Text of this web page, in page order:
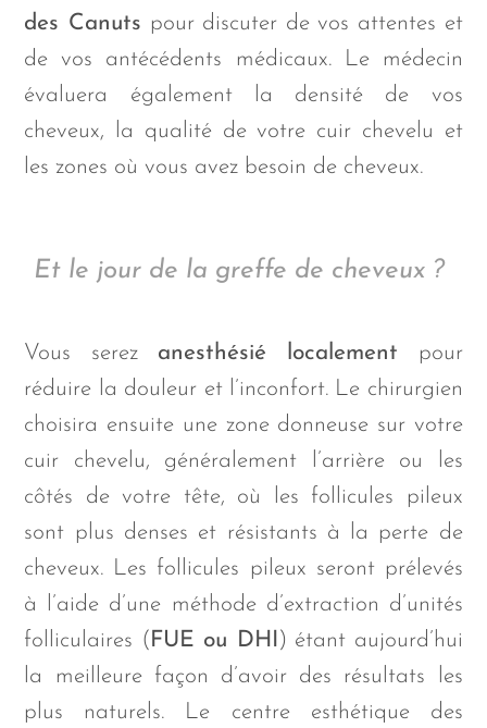
des Canuts pour discuter de vos attentes et
de vos antécédents médicaux. Le médecin
évaluera également la densité de vos
cheveux, la qualité de votre cuir chevelu et
les zones où vous avez besoin de cheveux.
Et le jour de la greffe de cheveux ?
Vous serez anesthésié localement pour
réduire la douleur et l’inconfort. Le chirurgien
choisira ensuite une zone donneuse sur votre
cuir chevelu, généralement l’arrière ou les
côtés de votre tête, où les follicules pileux
sont plus denses et résistants à la perte de
cheveux. Les follicules pileux seront prélevés
à l’aide d’une méthode d’extraction d’unités
folliculaires ( FUE ou DHI ) étant aujourd’hui
la meilleure façon d’avoir des résultats les
plus naturels. Le centre esthétique des